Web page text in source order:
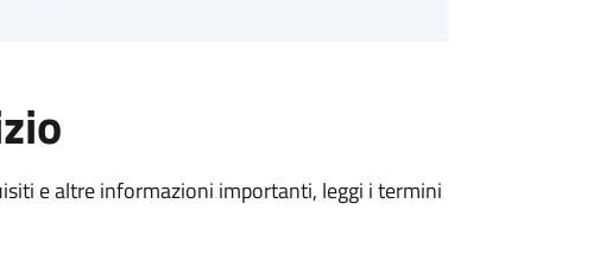
e altre informazioni importanti, leggi i termini